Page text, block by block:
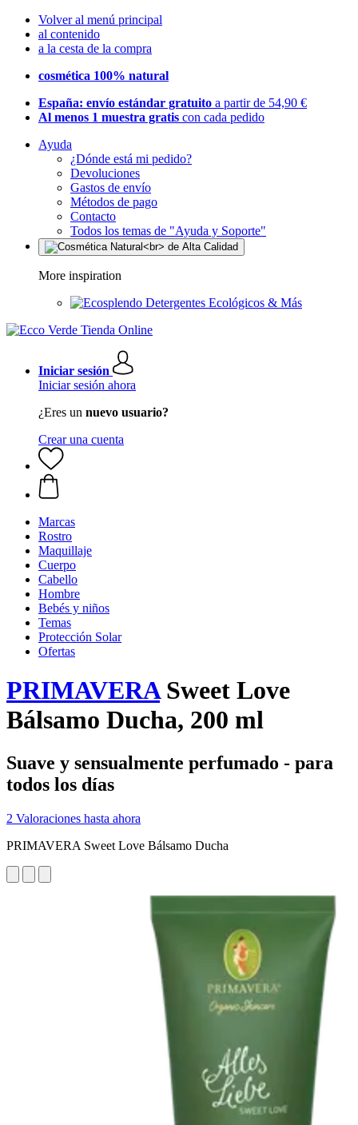
Volver al menú principal
al contenido
a la cesta de la compra
cosmética 100% natural
España: envío estándar gratuito a partir de 54,90 €
Al menos 1 muestra gratis con cada pedido
Ayuda
¿Dónde está mi pedido?
Devoluciones
Gastos de envío
Métodos de pago
Contacto
Todos los temas de "Ayuda y Soporte"
More inspiration
Detergentes Ecológicos & Más
Iniciar sesión
Iniciar sesión ahora
¿Eres un nuevo usuario?
Crear una cuenta
Marcas
Rostro
Maquillaje
Cuerpo
Cabello
Hombre
Bebés y niños
Temas
Protección Solar
Ofertas
PRIMAVERASweet Love
Bálsamo Ducha, 200 ml
Suave y sensualmente perfumado - para
todos los días
2 Valoraciones hasta ahora
PRIMAVERA Sweet Love Bálsamo Ducha